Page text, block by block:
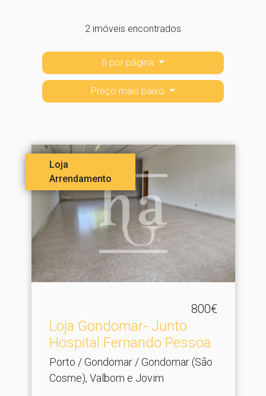
2 imóveis encontrados
6 por página
Preço mais baixo
Loja
Arrendamento
800€
Loja Gondomar- Junto
Hospital Fernando Pessoa
Porto / Gondomar / Gondomar (São
Cosme), Valbom e Jovim